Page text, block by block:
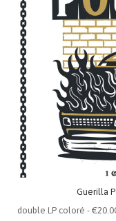
Guerilla